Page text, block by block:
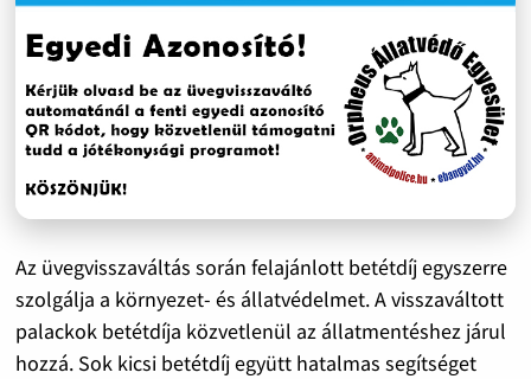
Az üvegvisszaváltás során felajánlott betétdíj egyszerre
szolgálja a környezet- és állatvédelmet. A visszaváltott
palackok betétdíja közvetlenül az állatmentéshez járul
hozzá. Sok kicsi betétdíj együtt hatalmas segítséget